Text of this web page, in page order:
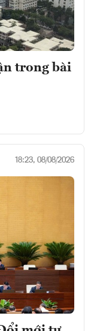
trong bài
18:23, 08/08/2026